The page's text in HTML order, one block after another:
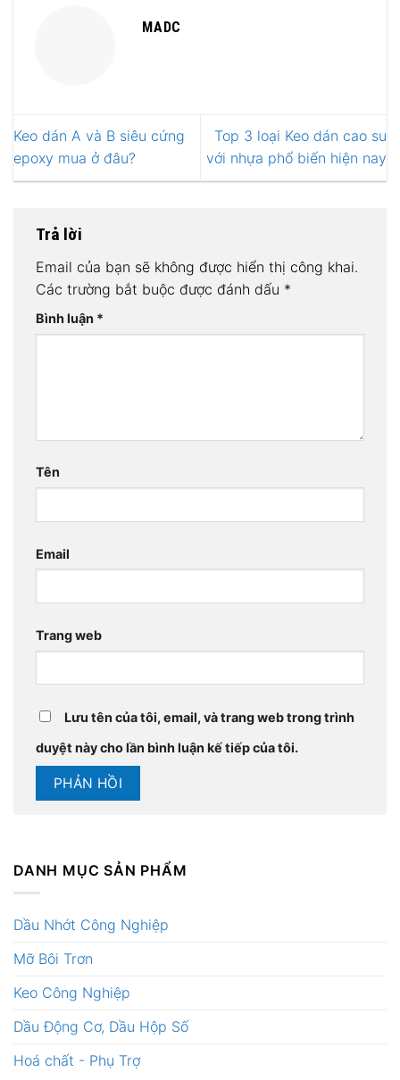
MADC
Keo dán A và B siêu cứng
epoxy mua ở đâu?
Top 3 loại Keo dán cao su
với nhựa phổ biến hiện nay
Trả lời
Email của bạn sẽ không được hiển thị công khai.
Các trường bắt buộc được đánh dấu *
Bình luận *
Tên
Email
Trang web
Lưu tên của tôi, email, và trang web trong trình
duyệt này cho lần bình luận kế tiếp của tôi.
DANH MỤC SẢN PHẨM
Dầu Nhớt Công Nghiệp
Mỡ Bôi Trơn
Keo Công Nghiệp
Dầu Động Cơ, Dầu Hộp Số
Hoá chất - Phụ Trợ